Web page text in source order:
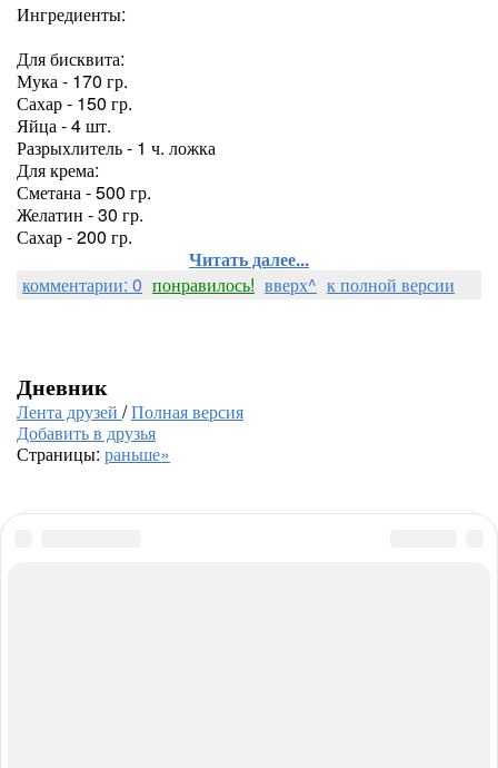
Ингредиенты:
Для бисквита:
Мука - 170 гр.
Сахар - 150 гр.
Яйца - 4 шт.
Разрыхлитель - 1 ч. ложка
Для крема:
Сметана - 500 гр.
Желатин - 30 гр.
Сахар - 200 гр.
Читать далее...
комментарии: 0 понравилось! вверх^ к полной версии
Дневник
Лента друзей /Полная версия
Добавить в друзья
Страницы: раньше»